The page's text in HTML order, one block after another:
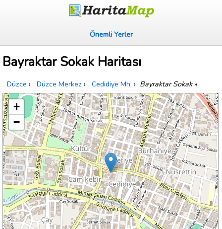
Önemli Yerler
Bayraktar Sokak Haritası
Düzce › Düzce Merkez › Cedidiye Mh. › Bayraktar Sokak»
+
−